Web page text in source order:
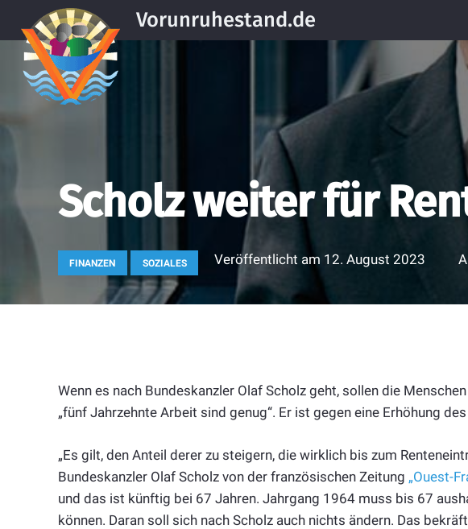
Vorunruhestand.de
Scholz weiter für
FINANZEN SOZIALES Veröffentlicht am 12. August 2023
Wenn es nach Bundeskanzler Olaf Scholz geht, sollen die
„fünf Jahrzehnte Arbeit sind genug“. Er ist gegen eine Erhöhung
„Es gilt, den Anteil derer zu steigern, die wirklich bis zum
Bundeskanzler Olaf Scholz von der französischen Zeitung „Ouest-
und das ist künftig bei 67 Jahren. Jahrgang 1964 muss bis 67
können. Daran soll sich nach Scholz auch nichts ändern. Das